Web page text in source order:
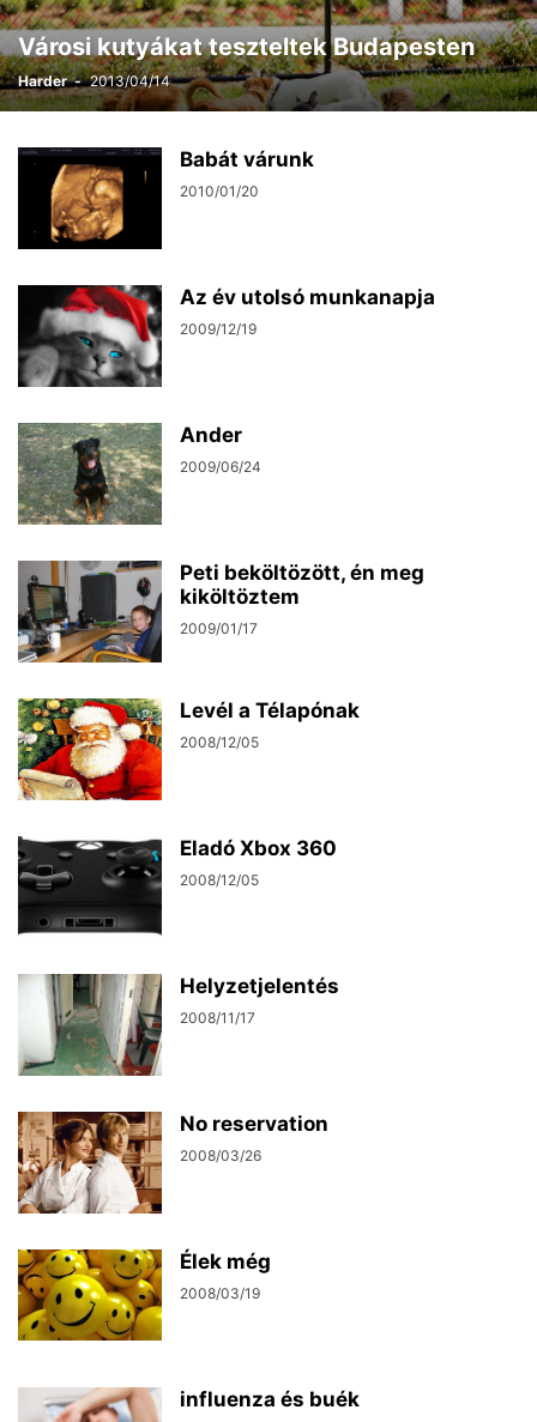
Városi kutyákat teszteltek Budapesten
Harder - 2013/04/14
Babát várunk
2010/01/20
Az év utolsó munkanapja
2009/12/19
Ander
2009/06/24
Peti beköltözött, én meg
kiköltöztem
2009/01/17
Levél a Télapónak
2008/12/05
Eladó Xbox 360
2008/12/05
Helyzetjelentés
2008/11/17
No reservation
2008/03/26
Élek még
2008/03/19
influenza és buék